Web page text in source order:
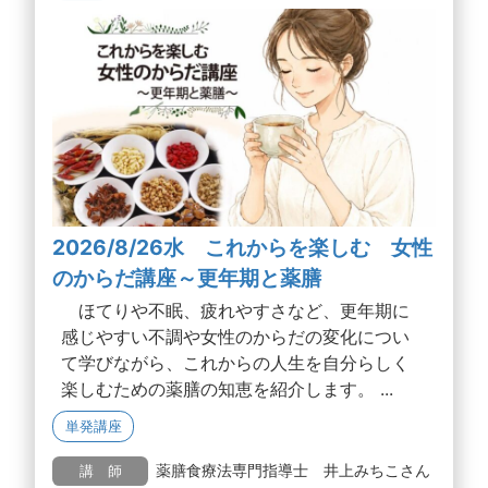
2026/8/26水 これからを楽しむ 女性
のからだ講座～更年期と薬膳
ほてりや不眠、疲れやすさなど、更年期に
感じやすい不調や女性のからだの変化につい
て学びながら、これからの人生を自分らしく
楽しむための薬膳の知恵を紹介します。 ...
単発講座
講 師 薬膳食療法専門指導士 井上みちこさん